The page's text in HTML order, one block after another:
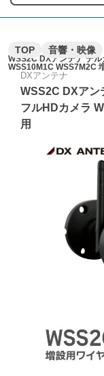
TOP 音響・映像
WSS2C DXアンテナ デ
WSS10M1C WSS7M2C
DXアンテナ
WSS2C DXアン
フルHDカメラ
用